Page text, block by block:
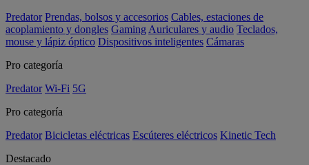
Predator Prendas, bolsos y accesorios Cables, estaciones de
acoplamiento y dongles Gaming Auriculares y audio Teclados,
mouse y lápiz óptico Dispositivos inteligentes Cámaras
Pro categoría
Predator Wi-Fi 5G
Pro categoría
Predator Bicicletas eléctricas Escúteres eléctricos Kinetic Tech
Destacado